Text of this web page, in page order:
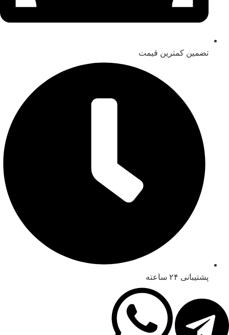
تضمین کمترین قیمت
پشتیبانی ۲۴ ساعته